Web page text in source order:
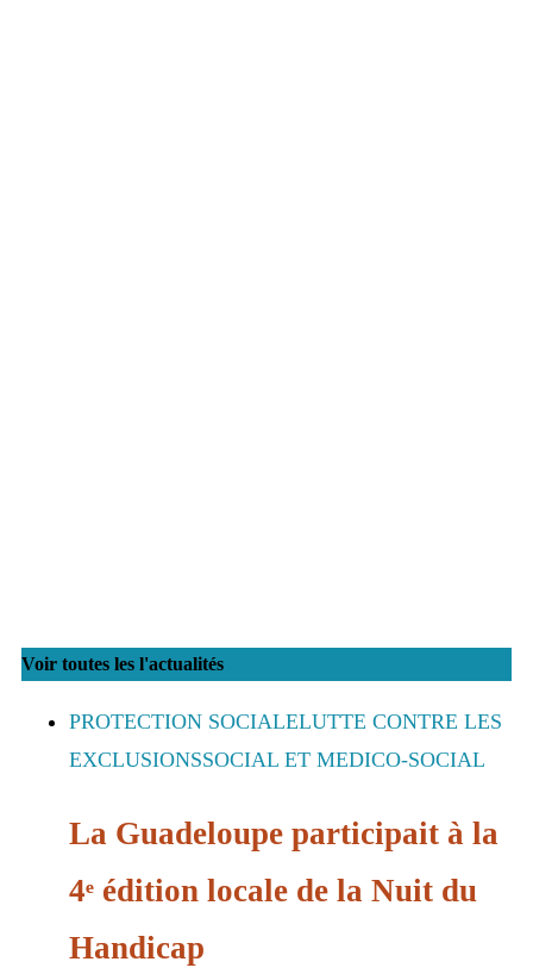
Voir toutes les l'actualités
PROTECTION SOCIALELUTTE CONTRE LES
EXCLUSIONSSOCIAL ET MEDICO-SOCIAL
La Guadeloupe participait à la
4ᵉ édition locale de la Nuit du
Handicap